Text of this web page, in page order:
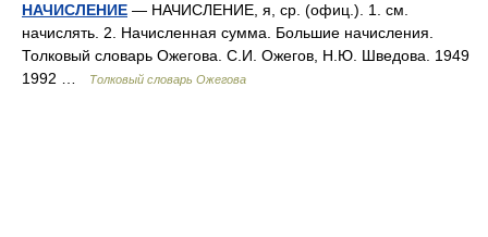
НАЧИСЛЕНИЕ — НАЧИСЛЕНИЕ, я, ср. (офиц.). 1. см.
начислять. 2. Начисленная сумма. Большие начисления.
Толковый словарь Ожегова. С.И. Ожегов, Н.Ю. Шведова. 1949
1992 …
Толковый словарь Ожегова